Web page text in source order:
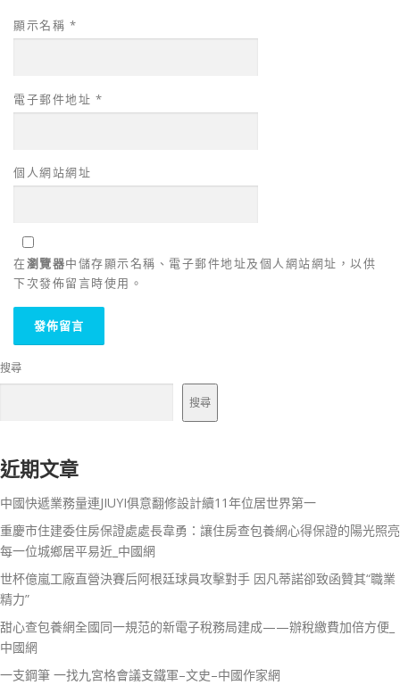
顯示名稱 *
電子郵件地址 *
個人網站網址
在瀏覽器中儲存顯示名稱、電子郵件地址及個人網站網址，以供
下次發佈留言時使用。
搜尋
搜尋
近期文章
中國快遞業務量連JIUYI俱意翻修設計續11年位居世界第一
重慶市住建委住房保證處處長韋勇：讓住房查包養網心得保證的陽光照亮
每一位城鄉居平易近_中國網
世杯億嵐工廠直營決賽后阿根廷球員攻擊對手 因凡蒂諾卻致函贊其“職業
精力”
甜心查包養網全國同一規范的新電子稅務局建成——辦稅繳費加倍方便_
中國網
一支鋼筆 一找九宮格會議支鐵軍–文史–中國作家網